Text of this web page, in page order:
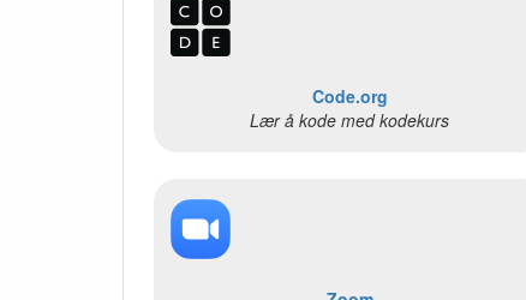
Code.org
Lær å kode med kodekurs